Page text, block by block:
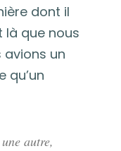
dont il
là que nous
un
qu’un
autre,